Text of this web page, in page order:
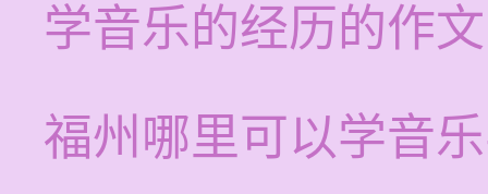
学音乐的经历的作文
福州哪里可以学音